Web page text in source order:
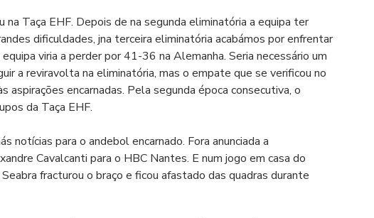
Taça EHF. Depois de na segunda eliminatória a equipa ter
dificuldades, jna terceira eliminatória acabámos por enfrentar
viria a perder por 41-36 na Alemanha. Seria necessário um
a reviravolta na eliminatória, mas o empate que se verificou no
aspirações encarnadas. Pela segunda época consecutiva, o
da Taça EHF.
notícias para o andebol encarnado. Fora anunciada a
Cavalcanti para o HBC Nantes. E num jogo em casa do
fracturou o braço e ficou afastado das quadras durante